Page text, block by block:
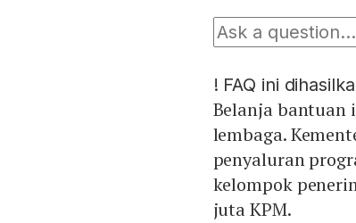
! FAQ ini
Belanja bantuan
lembaga.
penyaluran
kelompok
juta KPM.